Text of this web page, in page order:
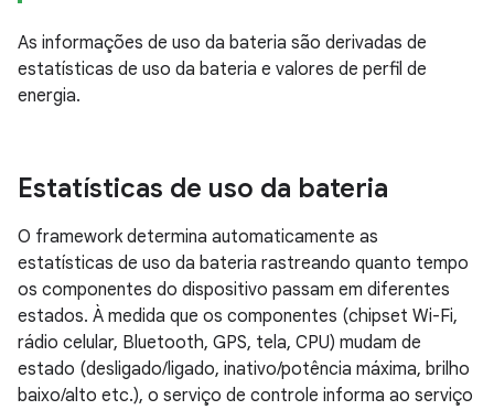
As informações de uso da bateria são derivadas de
estatísticas de uso da bateria e valores de perfil de
energia.
Estatísticas de uso da bateria
O framework determina automaticamente as
estatísticas de uso da bateria rastreando quanto tempo
os componentes do dispositivo passam em diferentes
estados. À medida que os componentes (chipset Wi-Fi,
rádio celular, Bluetooth, GPS, tela, CPU) mudam de
estado (desligado/ligado, inativo/potência máxima, brilho
baixo/alto etc.), o serviço de controle informa ao serviço